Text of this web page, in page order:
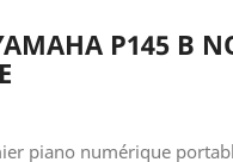
P145 B
piano numérique